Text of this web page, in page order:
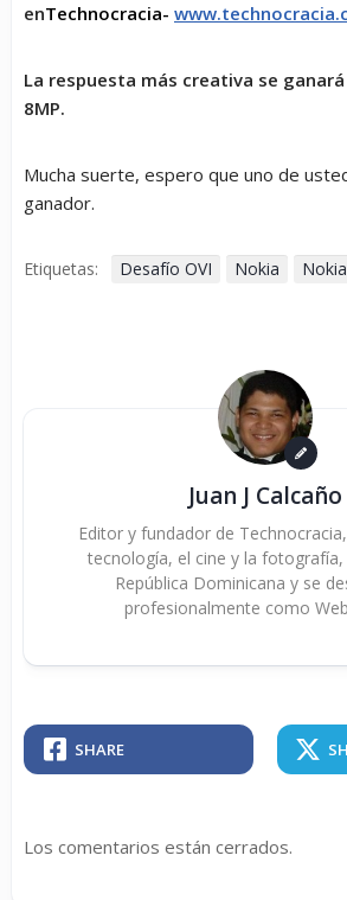
enTechnocracia-
La respuesta más creativa se
8MP.
Mucha suerte, espero que uno de
ganador.
Etiquetas: Desafío OVI Nokia
Juan J Calcaño
Editor y fundador de
tecnología, el cine y la fotografía,
República Dominicana y se
profesionalmente como
SHARE
Los comentarios están cerrados.